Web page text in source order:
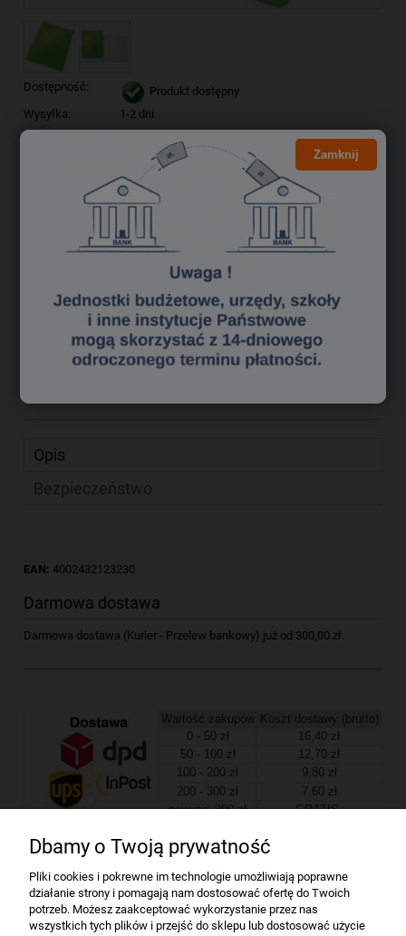
Dostępność:
Produkt dostępny
Wysyłka:
1-2 dni
Kliknij i NEGOCJUJ CENĘ
8,13 zł
6,61 zł
do koszyka
dodaj do przechowalni
zapytaj o produkt
Opis
EAN: 4002432123230
Darmowa dostawa
Darmowa dostawa (Kurier - Przelew bankowy) już od 300,00 zł.
Wartość zakupów Koszt dostawy (brutto)
0 - 50 zł
16,40 zł
50 - 100 zł
12,70 zł
100 - 200 zł
9,80 zł
200 - 300 zł
7,60 zł
powyżej 300 zł
GRATIS
Firma
Bindownice wg producentów
Dbamy o Twoją prywatność
Pliki cookies i pokrewne im technologie umożliwiają poprawne
działanie strony i pomagają nam dostosować ofertę do Twoich
potrzeb. Możesz zaakceptować wykorzystanie przez nas
wszystkich tych plików i przejść do sklepu lub dostosować użycie
Zamknij